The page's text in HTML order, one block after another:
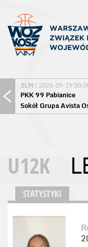
2LM | 2026-09-19
PKK 99 Pabianice
U12K
STATYSTYKI